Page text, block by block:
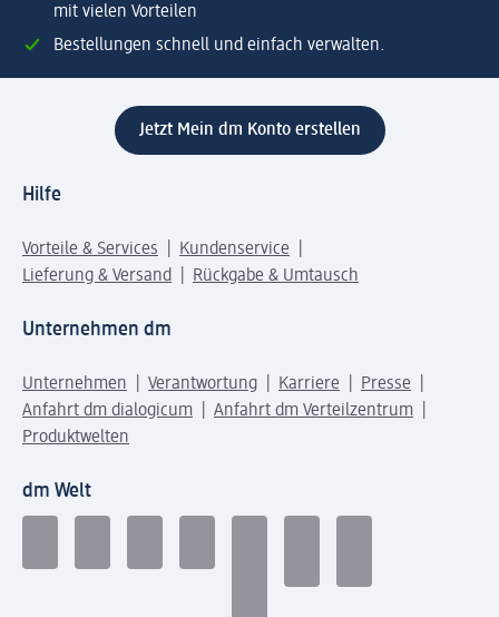
mit vielen Vorteilen
Bestellungen schnell und einfach verwalten.
Jetzt Mein dm Konto erstellen
Hilfe
Vorteile & Services
Kundenservice
Lieferung & Versand
Rückgabe & Umtausch
Unternehmen dm
Unternehmen Verantwortung Karriere
Presse
Anfahrt dm dialogicum
Anfahrt dm Verteilzentrum
Produktwelten
dm Welt